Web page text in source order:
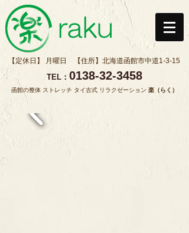
【定休日】 月曜日 【住所】 北海道函館市中道1-3-15
TEL： 0138-32-3458
函館の整体 ストレッチ タイ古式 リラクゼーション 楽（らく）